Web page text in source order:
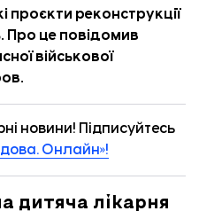
проєкти реконструкції
Про це повідомив
військової
новини! Підписуйтесь
Онлайн»!
дитяча лікарня